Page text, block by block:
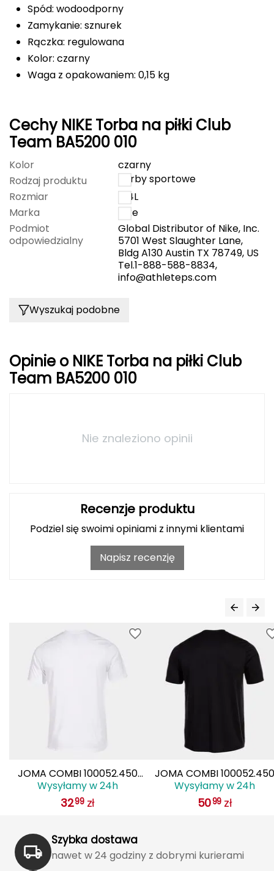
Extremities
G
GIVOVA
GSI Outdoors
Gear Aid
Gerber
Giro
Granger's
Hydrapak
Icestorm
Spód: wodoodporny
Zamykanie: sznurek
Rączka: regulowana
Kolor: czarny
Waga z opakowaniem: 0,15 kg
Cechy NIKE Torba na piłki Club
Team BA5200 010
Kolor
czarny
Rodzaj produktu
Torby sportowe
Rozmiar
164L
Marka
Nike
Podmiot
odpowiedzialny
Global Distributor of Nike, Inc.
5701 West Slaughter Lane,
Bldg A130 Austin TX 78749, US
Tel.1-888-588-8834,
info@athleteps.com
Wyszukaj podobne
Opinie o NIKE Torba na piłki Club
Team BA5200 010
Nie znaleziono opinii
Recenzje produktu
Podziel się swoimi opiniami z innymi klientami
Napisz recenzję
JOMA COMBI 100052.450
koszulka męska sportowa
treningowa t-shirt zielony
Wysyłamy w 24h
3299 zł
JOMA COMBI 100052.450
koszulka męska
treningowa t-shirt
Wysyłamy w 24h
5099 zł
Szybka dostawa
nawet w 24 godziny z dobrymi kurierami